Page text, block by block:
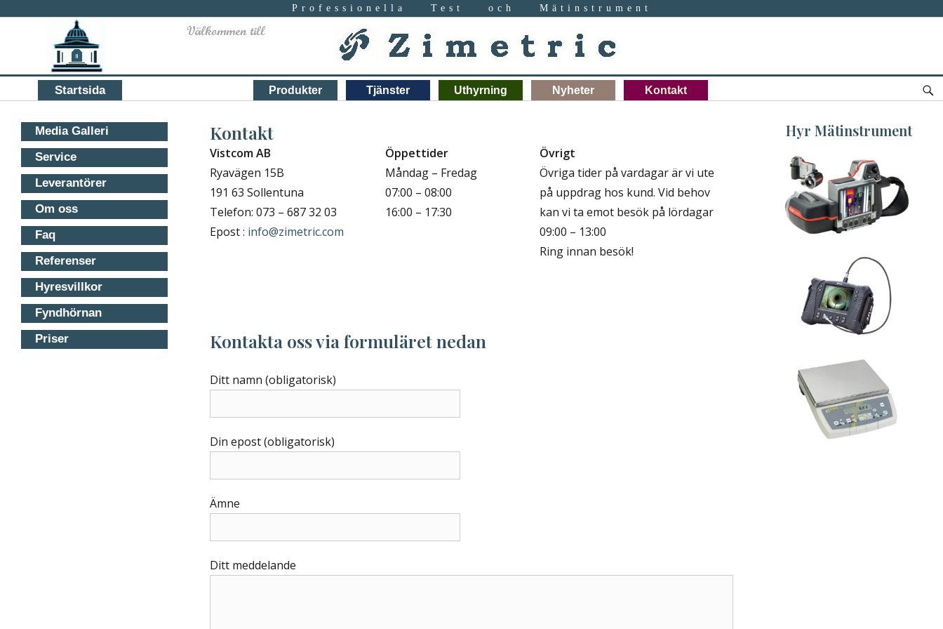
Professionella Test och Mätinstrument
PrimaryStartsida Produkter Tjänster Uthyrning Nyheter Kontakt
Kontakt
Vistcom AB
Ryavägen 15B
191 63 Sollentuna
Telefon: 073 – 687 32 03
Epost : info@zimetric.com
Öppettider
Måndag – Fredag
07:00 – 08:00
16:00 – 17:30
Övrigt
Övriga tider på vardagar är vi ute
på uppdrag hos kund. Vid behov
kan vi ta emot besök på lördagar
09:00 – 13:00
Ring innan besök!
Kontakta oss via formuläret nedan
Ditt namn (obligatorisk)
Din epost (obligatorisk)
Ämne
Ditt meddelande
Media Galleri
Service
Leverantörer
Om oss
Faq
Referenser
Hyresvillkor
Fyndhörnan
Priser
Hyr Mätinstrument
Hyr Värmekamera
View
Gallery...
Hyr Videoskop
View
Gallery...
Hyr Räknevåg
View
Gallery...